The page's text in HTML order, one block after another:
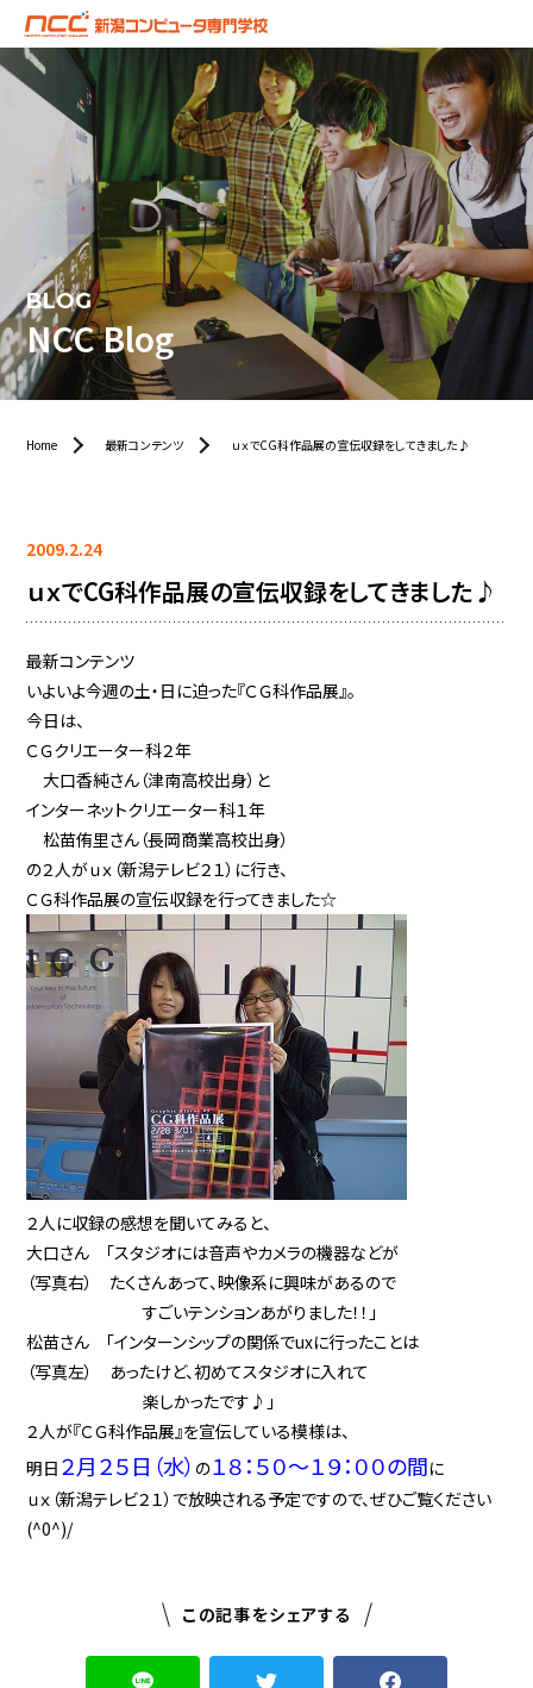
BLOG
NCC Blog
Home 最新コンテンツ ｕｘでCG科作品展の宣伝収録をしてきました♪
2009.2.24
ｕｘでCG科作品展の宣伝収録をしてきました♪
最新コンテンツ
いよいよ今週の土・日に迫った『ＣＧ科作品展』。
今日は、
ＣＧクリエーター科２年
大口香純さん（津南高校出身）と
インターネットクリエーター科１年
松苗侑里さん（長岡商業高校出身）
の２人がｕｘ（新潟テレビ２１）に行き、
ＣＧ科作品展の宣伝収録を行ってきました☆
２人に収録の感想を聞いてみると、
大口さん 「スタジオには音声やカメラの機器などが
（写真右） たくさんあって、映像系に興味があるので
すごいテンションあがりました！！」
松苗さん 「インターンシップの関係でuxに行ったことは
（写真左） あったけど、初めてスタジオに入れて
楽しかったです♪」
２人が『ＣＧ科作品展』を宣伝している模様は、
明日 ２月２５日（水） の１８：５０〜１９：００の間に
ｕｘ（新潟テレビ２１）で放映される予定ですので、ぜひご覧ください
(^0^)/
この記事をシェアする